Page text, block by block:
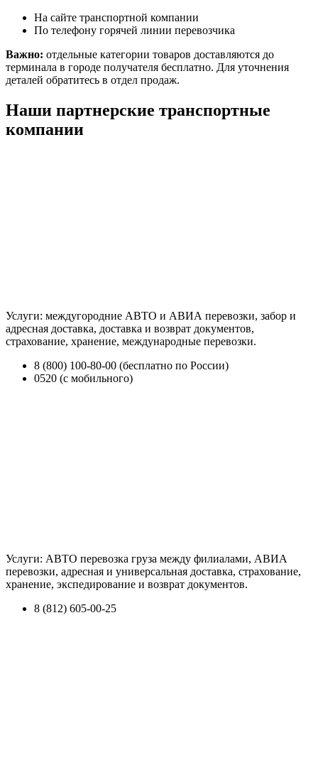
На сайте транспортной компании
По телефону горячей линии перевозчика
Важно: отдельные категории товаров доставляются до
терминала в городе получателя бесплатно. Для уточнения
деталей обратитесь в отдел продаж.
Наши партнерские транспортные
компании
Услуги: междугородние АВТО и АВИА перевозки, забор и
адресная доставка, доставка и возврат документов,
страхование, хранение, международные перевозки.
8 (800) 100-80-00 (бесплатно по России)
0520 (с мобильного)
Услуги: АВТО перевозка груза между филиалами, АВИА
перевозки, адресная и универсальная доставка, страхование,
хранение, экспедирование и возврат документов.
8 (812) 605-00-25